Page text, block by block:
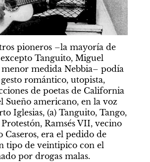
pioneros –la mayoría de
Tanguito, Miguel
medida Nebbia– podía
romántico, utopista,
de poetas de California
Sueño americano, en la voz
Iglesias, (a) Tanguito, Tango,
Ramsés VII, vecino
Caseros, era el pedido de
tipo de veintipico con el
por drogas malas.